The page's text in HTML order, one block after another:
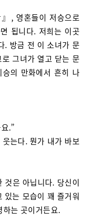
, 영혼들이 저승으로
됩니다. 저희는 이곳
. 방금 전 이 소녀가 문
그녀가 열고 닫는 문
의 만화에서 흔히 나
.”
는다. 뭔가 내가 바보
은 아닙니다. 당신이
있는 모습이 꽤 즐거워
하는 곳이거든요.